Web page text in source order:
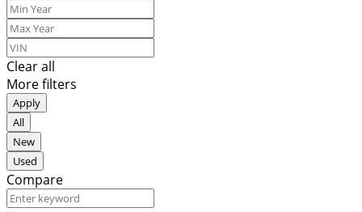
Clear all
More filters
Apply
All
New
Used
Compare